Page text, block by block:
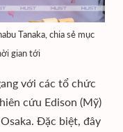
Tanaka, chia sẻ mục
gian tới
với các tổ chức
cứu Edison (Mỹ)
Đặc biệt, đây